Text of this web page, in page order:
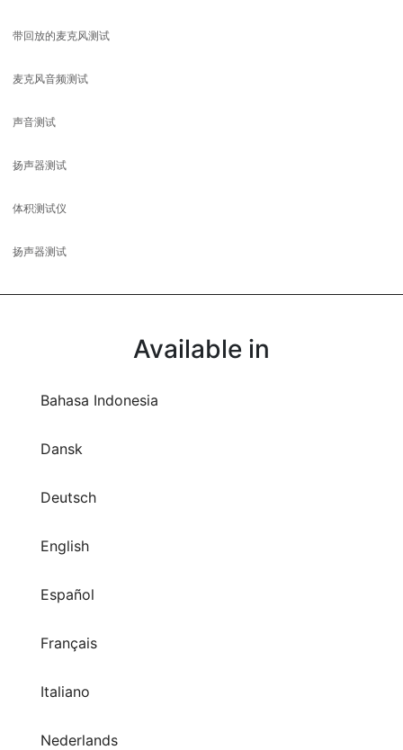
带回放的麦克风测试
麦克风音频测试
声音测试
扬声器测试
体积测试仪
扬声器测试
Available in
Bahasa Indonesia
Dansk
Deutsch
English
Español
Français
Italiano
Nederlands